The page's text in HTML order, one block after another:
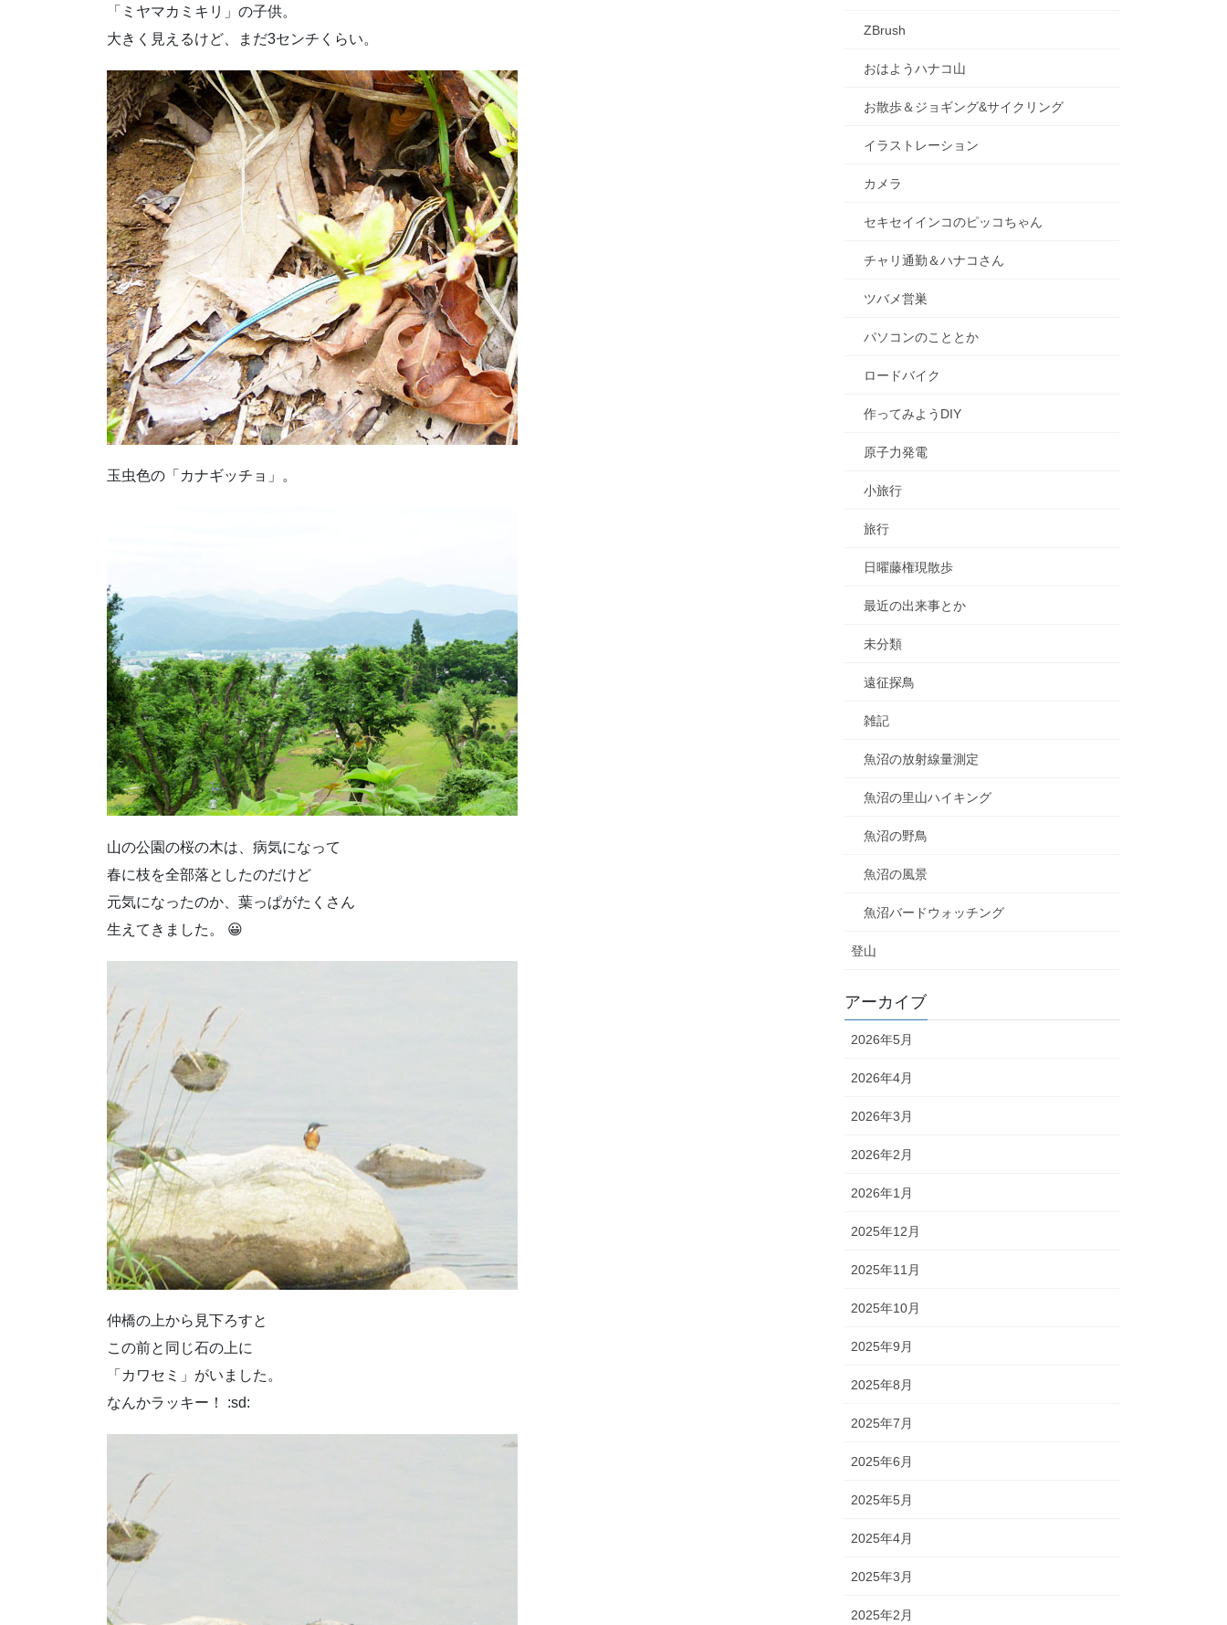
「ミヤマカミキリ」の子供。
大きく見えるけど、まだ3センチくらい。
玉虫色の「カナギッチョ」。
山の公園の桜の木は、病気になって
春に枝を全部落としたのだけど
元気になったのか、葉っぱがたくさん
生えてきました。 😀
仲橋の上から見下ろすと
この前と同じ石の上に
「カワセミ」がいました。
なんかラッキー！ :sd:
ZBrush
おはようハナコ山
お散歩＆ジョギング&サイクリング
イラストレーション
カメラ
セキセイインコのピッコちゃん
チャリ通勤＆ハナコさん
ツバメ営巣
パソコンのこととか
ロードバイク
作ってみようDIY
原子力発電
小旅行
旅行
日曜藤権現散歩
最近の出来事とか
未分類
遠征探鳥
雑記
魚沼の放射線量測定
魚沼の里山ハイキング
魚沼の野鳥
魚沼の風景
魚沼バードウォッチング
登山
アーカイブ
2026年5月
2026年4月
2026年3月
2026年2月
2026年1月
2025年12月
2025年11月
2025年10月
2025年9月
2025年8月
2025年7月
2025年6月
2025年5月
2025年4月
2025年3月
2025年2月